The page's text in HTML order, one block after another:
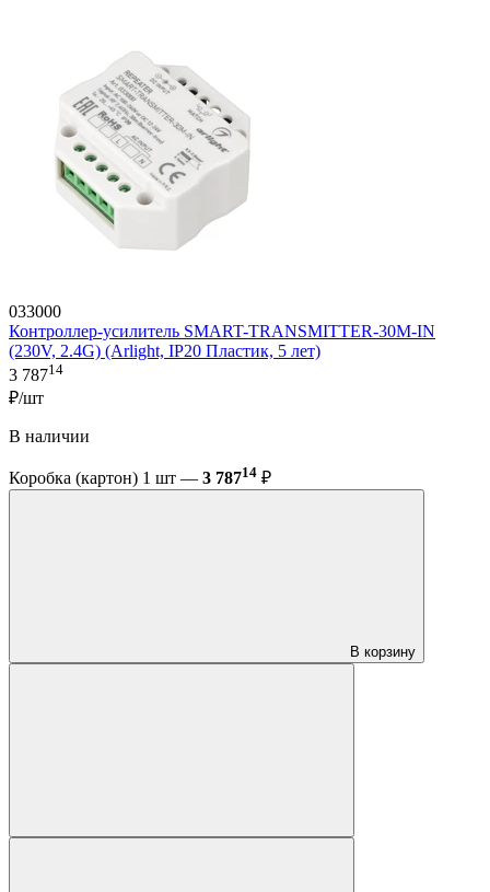
033000
Контроллер-усилитель SMART-TRANSMITTER-30M-IN
(230V, 2.4G) (Arlight, IP20 Пластик, 5 лет)
3 78714
₽/шт
В наличии
Коробка (картон) 1 шт — 3 78714 ₽
В корзину